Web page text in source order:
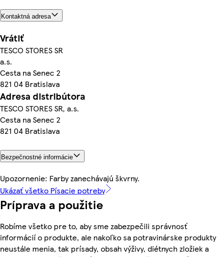
Kontaktná adresa
Vrátiť
TESCO STORES SR
a.s.
Cesta na Senec 2
821 04 Bratislava
Adresa distribútora
TESCO STORES SR, a.s.
Cesta na Senec 2
821 04 Bratislava
Bezpečnostné informácie
Upozornenie: Farby zanechávajú škvrny.
Ukázať všetko Písacie potreby
Príprava a použitie
Robíme všetko pre to, aby sme zabezpečili správnosť
informácií o produkte, ale nakoľko sa potravinárske produkty
neustále menia, tak prísady, obsah výživy, diétnych zložiek a